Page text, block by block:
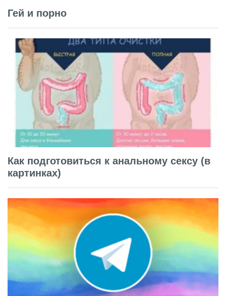
Гей и порно
Как подготовиться к анальному сексу (в
картинках)